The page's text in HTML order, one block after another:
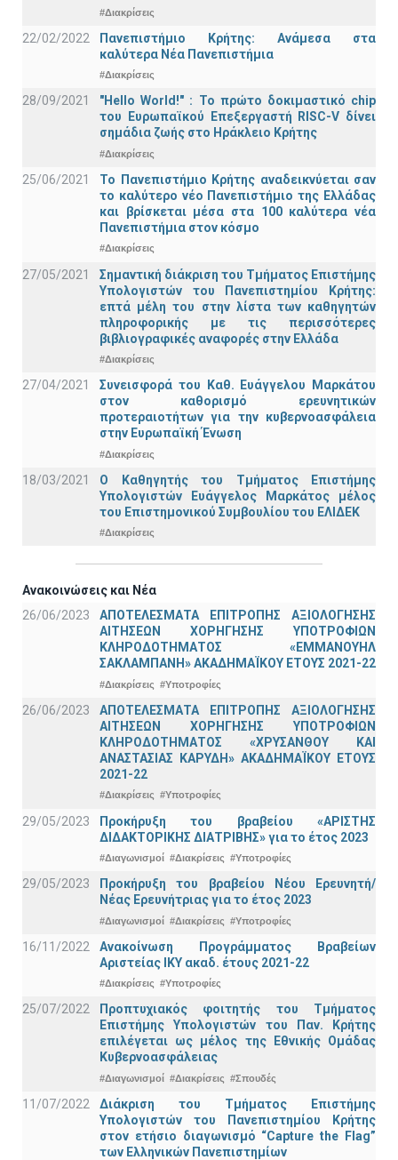
#Διακρίσεις
22/02/2022
Πανεπιστήμιο Κρήτης: Ανάμεσα στα
καλύτερα Νέα Πανεπιστήμια
#Διακρίσεις
28/09/2021
"Hello World!" : Το πρώτο δοκιμαστικό chip
του Ευρωπαϊκού Επεξεργαστή RISC-V δίνει
σημάδια ζωής στο Ηράκλειο Κρήτης
#Διακρίσεις
25/06/2021
Το Πανεπιστήμιο Κρήτης αναδεικνύεται σαν
το καλύτερο νέο Πανεπιστήμιο της Ελλάδας
και βρίσκεται μέσα στα 100 καλύτερα νέα
Πανεπιστήμια στον κόσμο
#Διακρίσεις
27/05/2021
Σημαντική διάκριση του Τμήματος Επιστήμης
Υπολογιστών του Πανεπιστημίου Κρήτης:
επτά μέλη του στην λίστα των καθηγητών
πληροφορικής με τις περισσότερες
βιβλιογραφικές αναφορές στην Ελλάδα
#Διακρίσεις
27/04/2021
Συνεισφορά του Καθ. Ευάγγελου Μαρκάτου
στον καθορισμό ερευνητικών
προτεραιοτήτων για την κυβερνοασφάλεια
στην Ευρωπαϊκή Ένωση
#Διακρίσεις
18/03/2021
Ο Καθηγητής του Τμήματος Επιστήμης
Υπολογιστών Ευάγγελος Μαρκάτος μέλος
του Επιστημονικού Συμβουλίου του ΕΛΙΔΕΚ
#Διακρίσεις
Ανακοινώσεις και Νέα
26/06/2023
ΑΠΟΤΕΛΕΣΜΑΤΑ ΕΠΙΤΡΟΠΗΣ ΑΞΙΟΛΟΓΗΣΗΣ
ΑΙΤΗΣΕΩΝ ΧΟΡΗΓΗΣΗΣ ΥΠΟΤΡΟΦΙΩΝ
ΚΛΗΡΟΔΟΤΗΜΑΤΟΣ «ΕΜΜΑΝΟΥΗΛ
ΣΑΚΛΑΜΠΑΝΗ» ΑΚΑΔΗΜΑΪΚΟΥ ΕΤΟΥΣ 2021-22
#Διακρίσεις #Υποτροφίες
26/06/2023
ΑΠΟΤΕΛΕΣΜΑΤΑ ΕΠΙΤΡΟΠΗΣ ΑΞΙΟΛΟΓΗΣΗΣ
ΑΙΤΗΣΕΩΝ ΧΟΡΗΓΗΣΗΣ ΥΠΟΤΡΟΦΙΩΝ
ΚΛΗΡΟΔΟΤΗΜΑΤΟΣ «ΧΡΥΣΑΝΘΟΥ ΚΑΙ
ΑΝΑΣΤΑΣΙΑΣ ΚΑΡΥΔΗ» ΑΚΑΔΗΜΑΪΚΟΥ ΕΤΟΥΣ
2021-22
#Διακρίσεις #Υποτροφίες
29/05/2023
Προκήρυξη του βραβείου «ΑΡΙΣΤΗΣ
ΔΙΔΑΚΤΟΡΙΚΗΣ ΔΙΑΤΡΙΒΗΣ» για το έτος 2023
#Διαγωνισμοί #Διακρίσεις #Υποτροφίες
29/05/2023
Προκήρυξη του βραβείου Νέου Ερευνητή/
Νέας Ερευνήτριας για το έτος 2023
#Διαγωνισμοί #Διακρίσεις #Υποτροφίες
16/11/2022
Ανακοίνωση Προγράμματος Βραβείων
Αριστείας ΙΚΥ ακαδ. έτους 2021-22
#Διακρίσεις #Υποτροφίες
25/07/2022
Προπτυχιακός φοιτητής του Τμήματος
Επιστήμης Υπολογιστών του Παν. Κρήτης
επιλέγεται ως μέλος της Εθνικής Ομάδας
Κυβερνοασφάλειας
#Διαγωνισμοί #Διακρίσεις #Σπουδές
11/07/2022
Διάκριση του Τμήματος Επιστήμης
Υπολογιστών του Πανεπιστημίου Κρήτης
στον ετήσιο διαγωνισμό “Capture the Flag”
των Ελληνικών Πανεπιστημίων